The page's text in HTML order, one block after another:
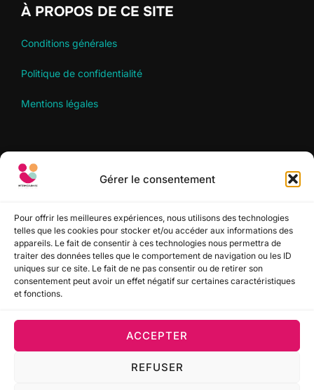
Gérer le consentement
Pour offrir les meilleures expériences, nous utilisons des technologies
telles que les cookies pour stocker et/ou accéder aux informations des
appareils. Le fait de consentir à ces technologies nous permettra de
traiter des données telles que le comportement de navigation ou les ID
uniques sur ce site. Le fait de ne pas consentir ou de retirer son
consentement peut avoir un effet négatif sur certaines caractéristiques
et fonctions.
ACCEPTER
REFUSER
À PROPOS DE CE SITE
Conditions générales
Politique de confidentialité
Mentions légales
RECHERCHER
SUIVEZ-NOUS
Politique de confidentialité